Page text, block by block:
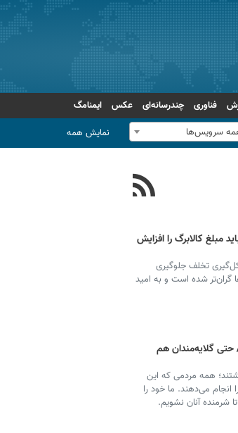
فناوری چندرسانه‌ای عکس
ایمنامگ
سرویس‌ها نمایش همه
مبلغ کالابرگ را افزایش
تخلف جلوگیری
گران‌تر شده است و به امید
حتی گلایه‌مندان هم
همه مردمی که این
انجام می‌دهند. ما خود را
شرمنده آنان نشویم.